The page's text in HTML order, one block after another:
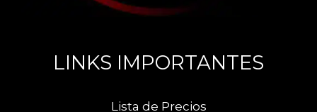
LINKS IMPORTANTES
Lista de Precios